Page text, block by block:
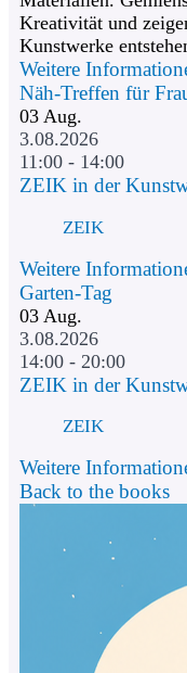
Kreativität und
Kunstwerke
Weitere
Näh-Treffen für
03 Aug.
3.08.2026
11:00 - 14:00
ZEIK in der
ZEIK
Weitere
Garten-Tag
03 Aug.
3.08.2026
14:00 - 20:00
ZEIK in der
ZEIK
Weitere
Back to the books